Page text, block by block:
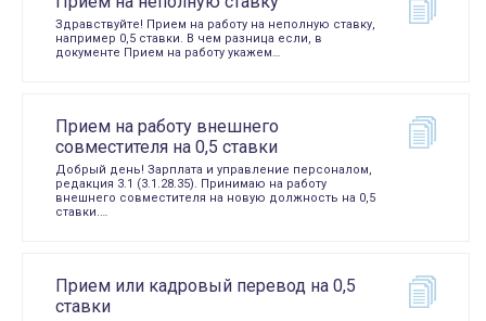
Здравствуйте! Прием на работу на неполную ставку,
например 0,5 ставки. В чем разница если, в
документе Прием на работу укажем…
Прием на работу внешнего
совместителя на 0,5 ставки
Добрый день! Зарплата и управление персоналом,
редакция 3.1 (3.1.28.35). Принимаю на работу
внешнего совместителя на новую должность на 0,5
ставки.…
Прием или кадровый перевод на 0,5
ставки